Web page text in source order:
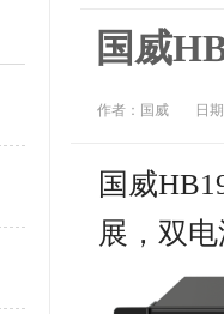
国威
作者：国威 日
国威
展，双